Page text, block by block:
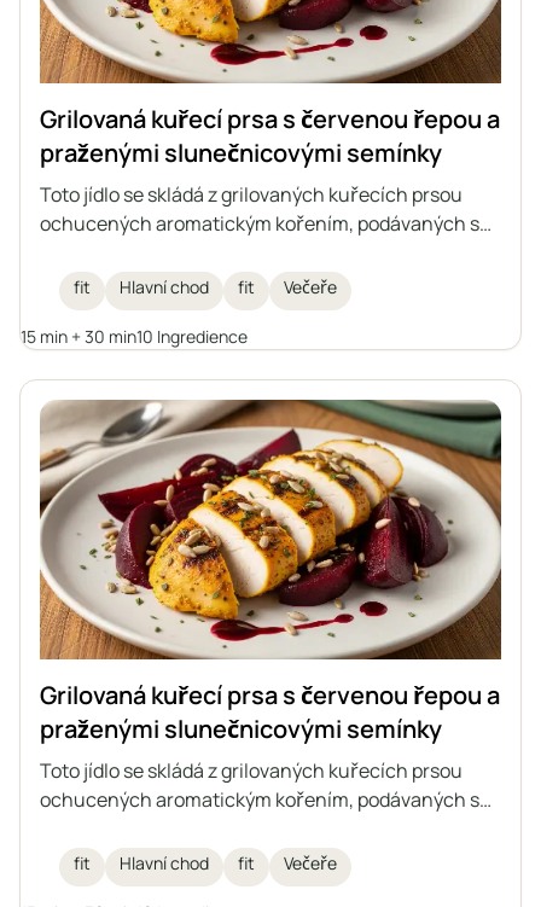
Grilovaná kuřecí prsa s červenou řepou a
praženými slunečnicovými semínky
Toto jídlo se skládá z grilovaných kuřecích prsou
ochucených aromatickým kořením, podávaných s
semínky, přelité malinovým balzamikovým octem.
Ideální fit oběd, který spojuje vysoký obsah bílkovin s
lehkostí zeleniny a křupavostí semínek.
fit Hlavní chod fit Večeře
15 min + 30 min10 Ingredience
Grilovaná kuřecí prsa s červenou řepou a
praženými slunečnicovými semínky
Toto jídlo se skládá z grilovaných kuřecích prsou
ochucených aromatickým kořením, podávaných s
semínky, přelité malinovým balzamikovým octem.
Ideální fit oběd, který spojuje vysoký obsah bílkovin s
fit Hlavní chod fit Večeře